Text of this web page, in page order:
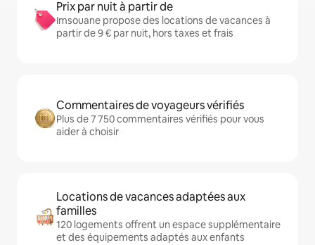
Prix par nuit à partir de
Imsouane propose des locations de vacances à
partir de 9 € par nuit, hors taxes et frais
Commentaires de voyageurs vérifiés
Plus de 7 750 commentaires vérifiés pour vous
aider à choisir
Locations de vacances adaptées aux
familles
120 logements offrent un espace supplémentaire
et des équipements adaptés aux enfants